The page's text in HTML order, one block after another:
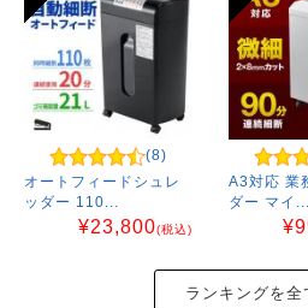
(8)
オートフィードシュレ
ッダー 110...
¥23,800(税込)
A3対応 業
ダー マイ...
¥
ランキングを全